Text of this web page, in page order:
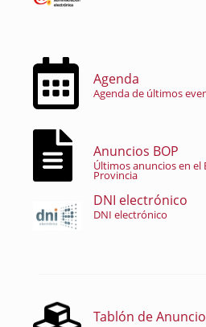
Agenda
Agenda de últimos
Anuncios BOP
Últimos anuncios en el
Provincia
DNI electrónico
DNI electrónico
Tablón de